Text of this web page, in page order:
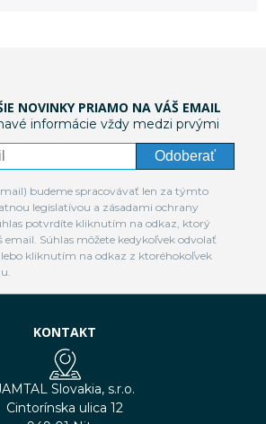
NOVINKY PRIAMO NA VÁŠ EMAIL
informácie vždy medzi prvými
Odoberať
budeme spracovávať len za týmto
legislatívou a zásadami ochrany
potvrdíte kliknutím na odkaz, ktorý
Súhlas môžete kedykoľvek odvolať
kliknutím na odkaz z ktoréhokoľvek
KONTAKT
Slovakia, s.r.o.
Cintorínska ulica 12